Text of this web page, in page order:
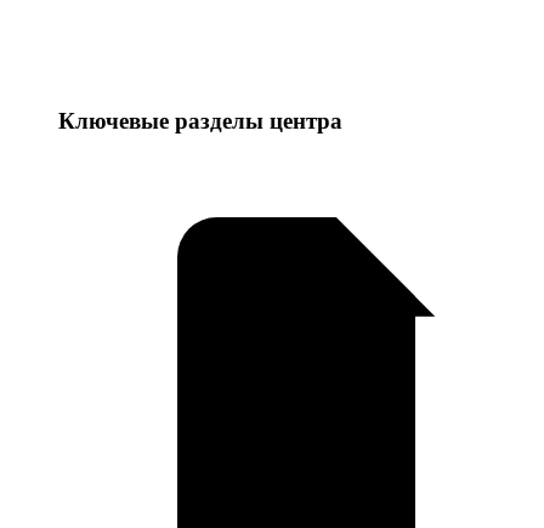
Ключевые разделы центра